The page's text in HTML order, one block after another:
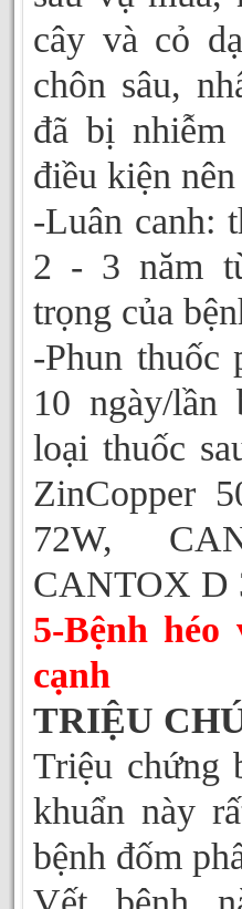
cây và cỏ
chôn sâu,
đã bị nhiễm
điều kiện
-Luân canh:
2 - 3 năm
trọng của
-Phun
10 ngày/lần
loại thuốc
ZinCopper
72W,
CANTOX D
5-Bệnh
cạnh
TRIỆU
Triệu chứng
khuẩn này
bệnh đốm